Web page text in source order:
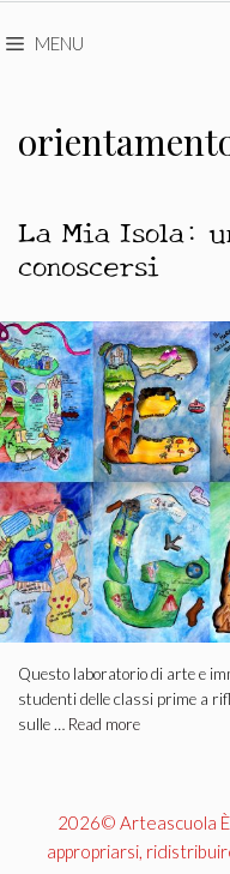
MENU
La Mia Isola:
conoscersi
Questo laboratorio di arte e
studenti delle classi prime a
sulle … Read more
2026© Arteascuola
appropriarsi,